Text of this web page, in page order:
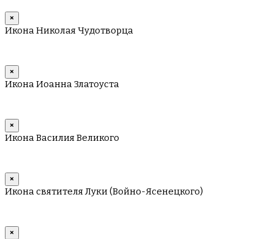
×
Икона Николая Чудотворца
×
Икона Иоанна Златоуста
×
Икона Василия Великого
×
Икона святителя Луки (Войно-Ясенецкого)
×